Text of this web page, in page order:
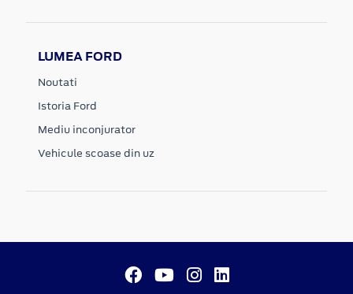
LUMEA FORD
Noutati
Istoria Ford
Mediu inconjurator
Vehicule scoase din uz